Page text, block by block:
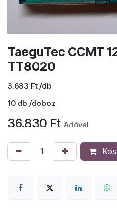
TaeguTec CCMT
TT8020
3.683 Ft /db
10 db /doboz
36.830 Ft Adóval